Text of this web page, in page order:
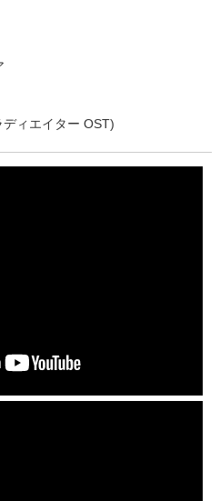
ィエイター OST)